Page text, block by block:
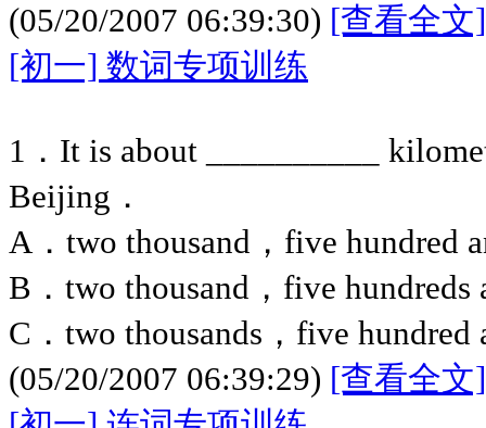
(05/20/2007 06:39:30) [查看全文]
[初一] 数词专项训练
1．It is about __________
Beijing．
A．two thousand，five hundred
B．two thousand，five hundreds
C．two thousands，five hundred
(05/20/2007 06:39:29) [查看全文]